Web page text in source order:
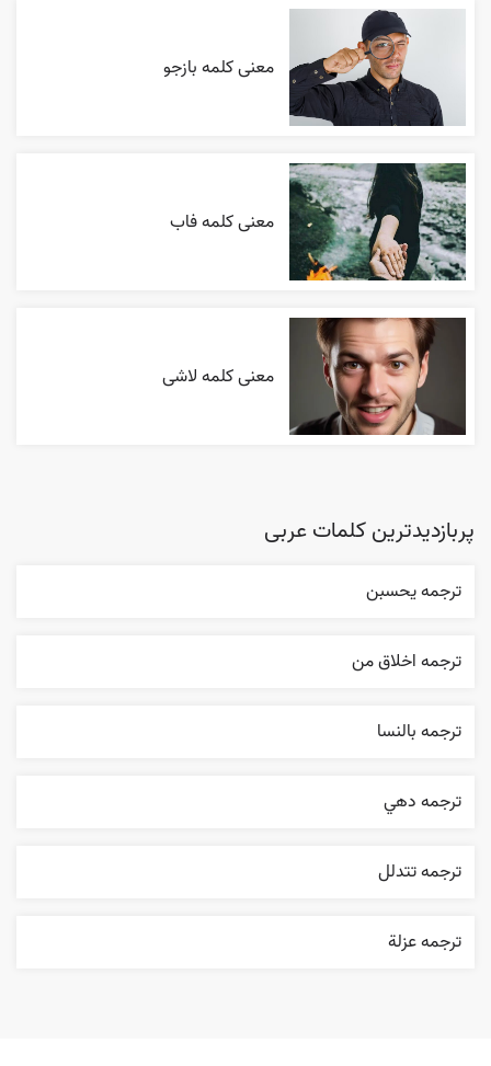
معنی کلمه بازجو
معنی کلمه فاب
معنی کلمه لاشی
پربازدیدترین کلمات عربی
ترجمه يحسبن
ترجمه اخلاق من
ترجمه بالنسا
ترجمه دهي
ترجمه تتدلل
ترجمه عزلة